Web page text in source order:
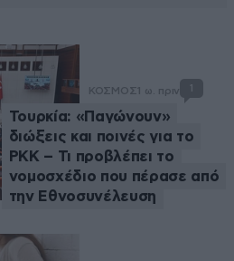
ΚΟΣΜΟΣ 1 ω. πριν 1
Τουρκία: «Παγώνουν»
διώξεις και ποινές για το
PKK – Τι προβλέπει το
νομοσχέδιο που πέρασε από
την Εθνοσυνέλευση